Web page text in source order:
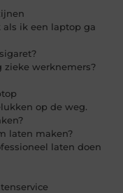
als ik een laptop ga
werknemers?
op de weg.
laten maken?
laten doen